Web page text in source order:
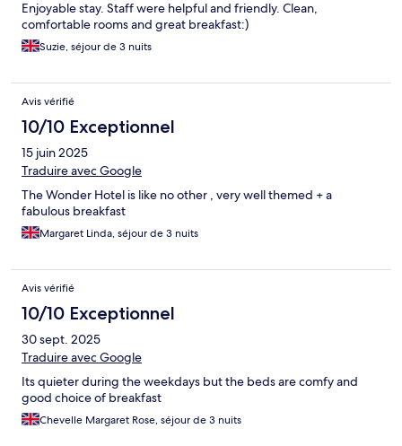
Enjoyable stay. Staff were helpful and friendly. Clean,
comfortable rooms and great breakfast:)
Suzie, séjour de 3 nuits
Avis vérifié
10/10 Exceptionnel
15 juin 2025
Traduire avec Google
The Wonder Hotel is like no other , very well themed + a
fabulous breakfast
Margaret Linda, séjour de 3 nuits
Avis vérifié
10/10 Exceptionnel
30 sept. 2025
Traduire avec Google
Its quieter during the weekdays but the beds are comfy and
good choice of breakfast
Chevelle Margaret Rose, séjour de 3 nuits